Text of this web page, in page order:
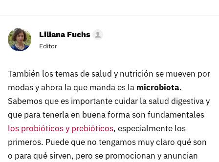
Liliana Fuchs
Editor
También los temas de salud y nutrición se mueven por
modas y ahora la que manda es la microbiota.
Sabemos que es importante cuidar la salud digestiva y
que para tenerla en buena forma son fundamentales
los probióticos y prebióticos, especialmente los
primeros. Puede que no tengamos muy claro qué son
o para qué sirven, pero se promocionan y anuncian